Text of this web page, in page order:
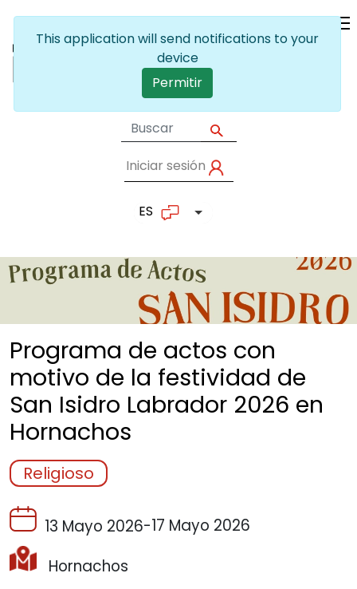
User account
Iniciar sesión
ES Lista adicional de
Programa de actos con
motivo de la festividad de
San Isidro Labrador 2026 en
Hornachos
Religioso
13 Mayo 2026-17 Mayo 2026
Hornachos
This application will send notifications to your
device
Permitir